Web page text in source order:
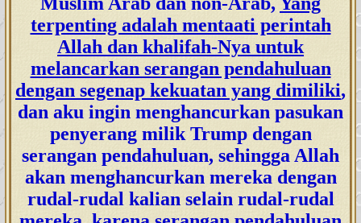
terpenting adalah mentaati perintah
Allah dan khalifah-Nya untuk
melancarkan serangan pendahuluan
dengan segenap kekuatan yang dimiliki,
dan aku ingin menghancurkan pasukan
penyerang milik Trump dengan
serangan pendahuluan, sehingga Allah
akan menghancurkan mereka dengan
rudal-rudal kalian selain rudal-rudal